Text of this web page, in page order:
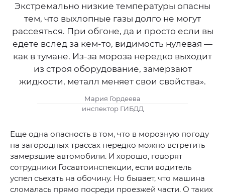
Экстремально низкие температуры опасны
тем, что выхлопные газы долго не могут
рассеяться. При обгоне, да и просто если вы
едете вслед за кем-то, видимость нулевая —
как в тумане. Из-за мороза нередко выходит
из строя оборудование, замерзают
жидкости, металл меняет свои свойства».
Мария Гордеева
инспектор ГИБДД
Еще одна опасность в том, что в морозную погоду
на загородных трассах нередко можно встретить
замерзшие автомобили. И хорошо, говорят
сотрудники Госавтоинспекции, если водитель
успел съехать на обочину. Но бывает, что машина
сломалась прямо посреди проезжей части. О таких